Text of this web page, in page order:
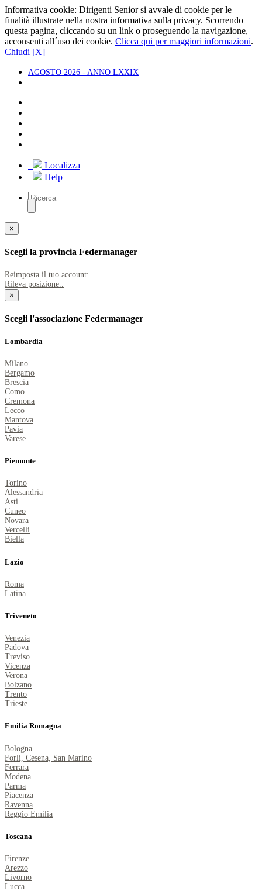
Informativa cookie: Dirigenti Senior si avvale di cookie per le
finalità illustrate nella nostra informativa sulla privacy. Scorrendo
questa pagina, cliccando su un link o proseguendo la navigazione,
acconsenti all´uso dei cookie. Clicca qui per maggiori informazioni.
Chiudi [X]
AGOSTO 2026 - ANNO LXXIX
Localizza
Help
×
Scegli la provincia Federmanager
Reimposta il tuo account:
Rileva posizione..
×
Scegli l'associazione Federmanager
Lombardia
Milano
Bergamo
Brescia
Como
Cremona
Lecco
Mantova
Pavia
Varese
Piemonte
Torino
Alessandria
Asti
Cuneo
Novara
Vercelli
Biella
Lazio
Roma
Latina
Triveneto
Venezia
Padova
Treviso
Vicenza
Verona
Bolzano
Trento
Trieste
Emilia Romagna
Bologna
Forli, Cesena, San Marino
Ferrara
Modena
Parma
Piacenza
Ravenna
Reggio Emilia
Toscana
Firenze
Arezzo
Livorno
Lucca